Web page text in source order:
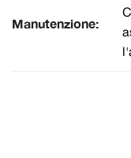
Manutenzione: